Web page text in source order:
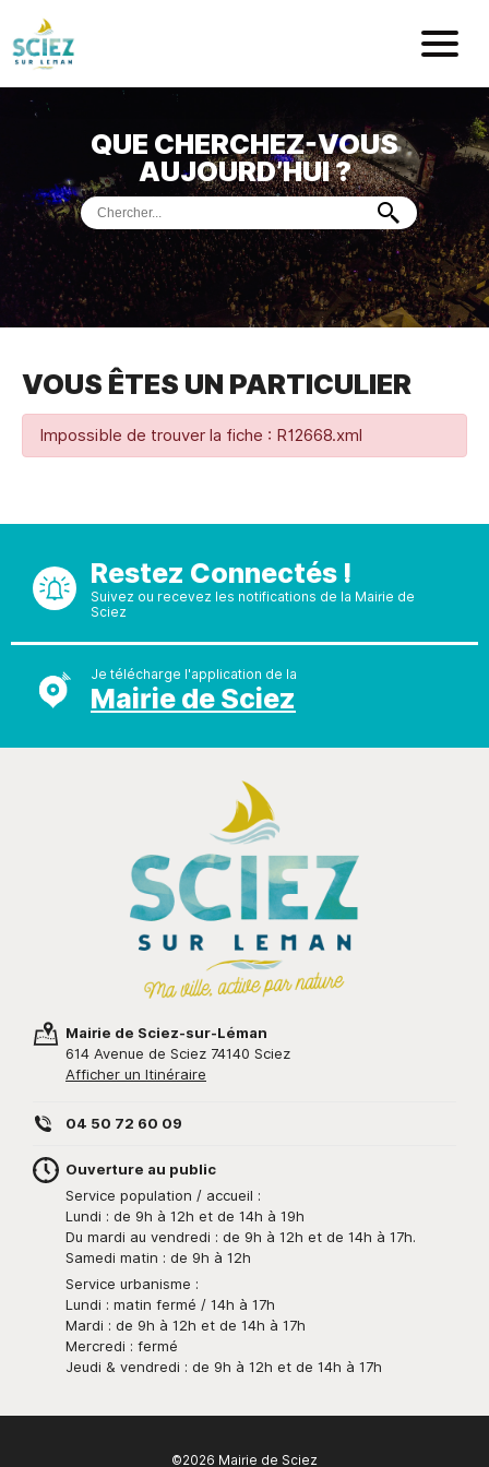
Mairie de
ACCUEIL
VOTREMAIRIE
VIEPRATIQUE
DÉMARCHES & SERVICES
PORTDE PLAISANCE
MUSÉEDE PRÉHISTOIRE ET GÉOLOGIE
QUE CHERCHEZ-VOUS
AUJOURD’HUI ?
VOUS ÊTES UN PARTICULIER
Impossible de trouver la fiche : R12668.xml
Restez Connectés !
Suivez ou recevez les notifications de la Mairie de
Sciez
Je télécharge l'application de la
Mairie de Sciez
Mairie de Sciez-sur-Léman
614 Avenue de Sciez 74140 Sciez
Afficher un Itinéraire
04 50 72 60 09
Ouverture au public
Service population / accueil :
Lundi : de 9h à 12h et de 14h à 19h
Du mardi au vendredi : de 9h à 12h et de 14h à 17h.
Samedi matin : de 9h à 12h
Service urbanisme :
Lundi : matin fermé / 14h à 17h
Mardi : de 9h à 12h et de 14h à 17h
Mercredi : fermé
Jeudi & vendredi : de 9h à 12h et de 14h à 17h
©2026 Mairie de Sciez